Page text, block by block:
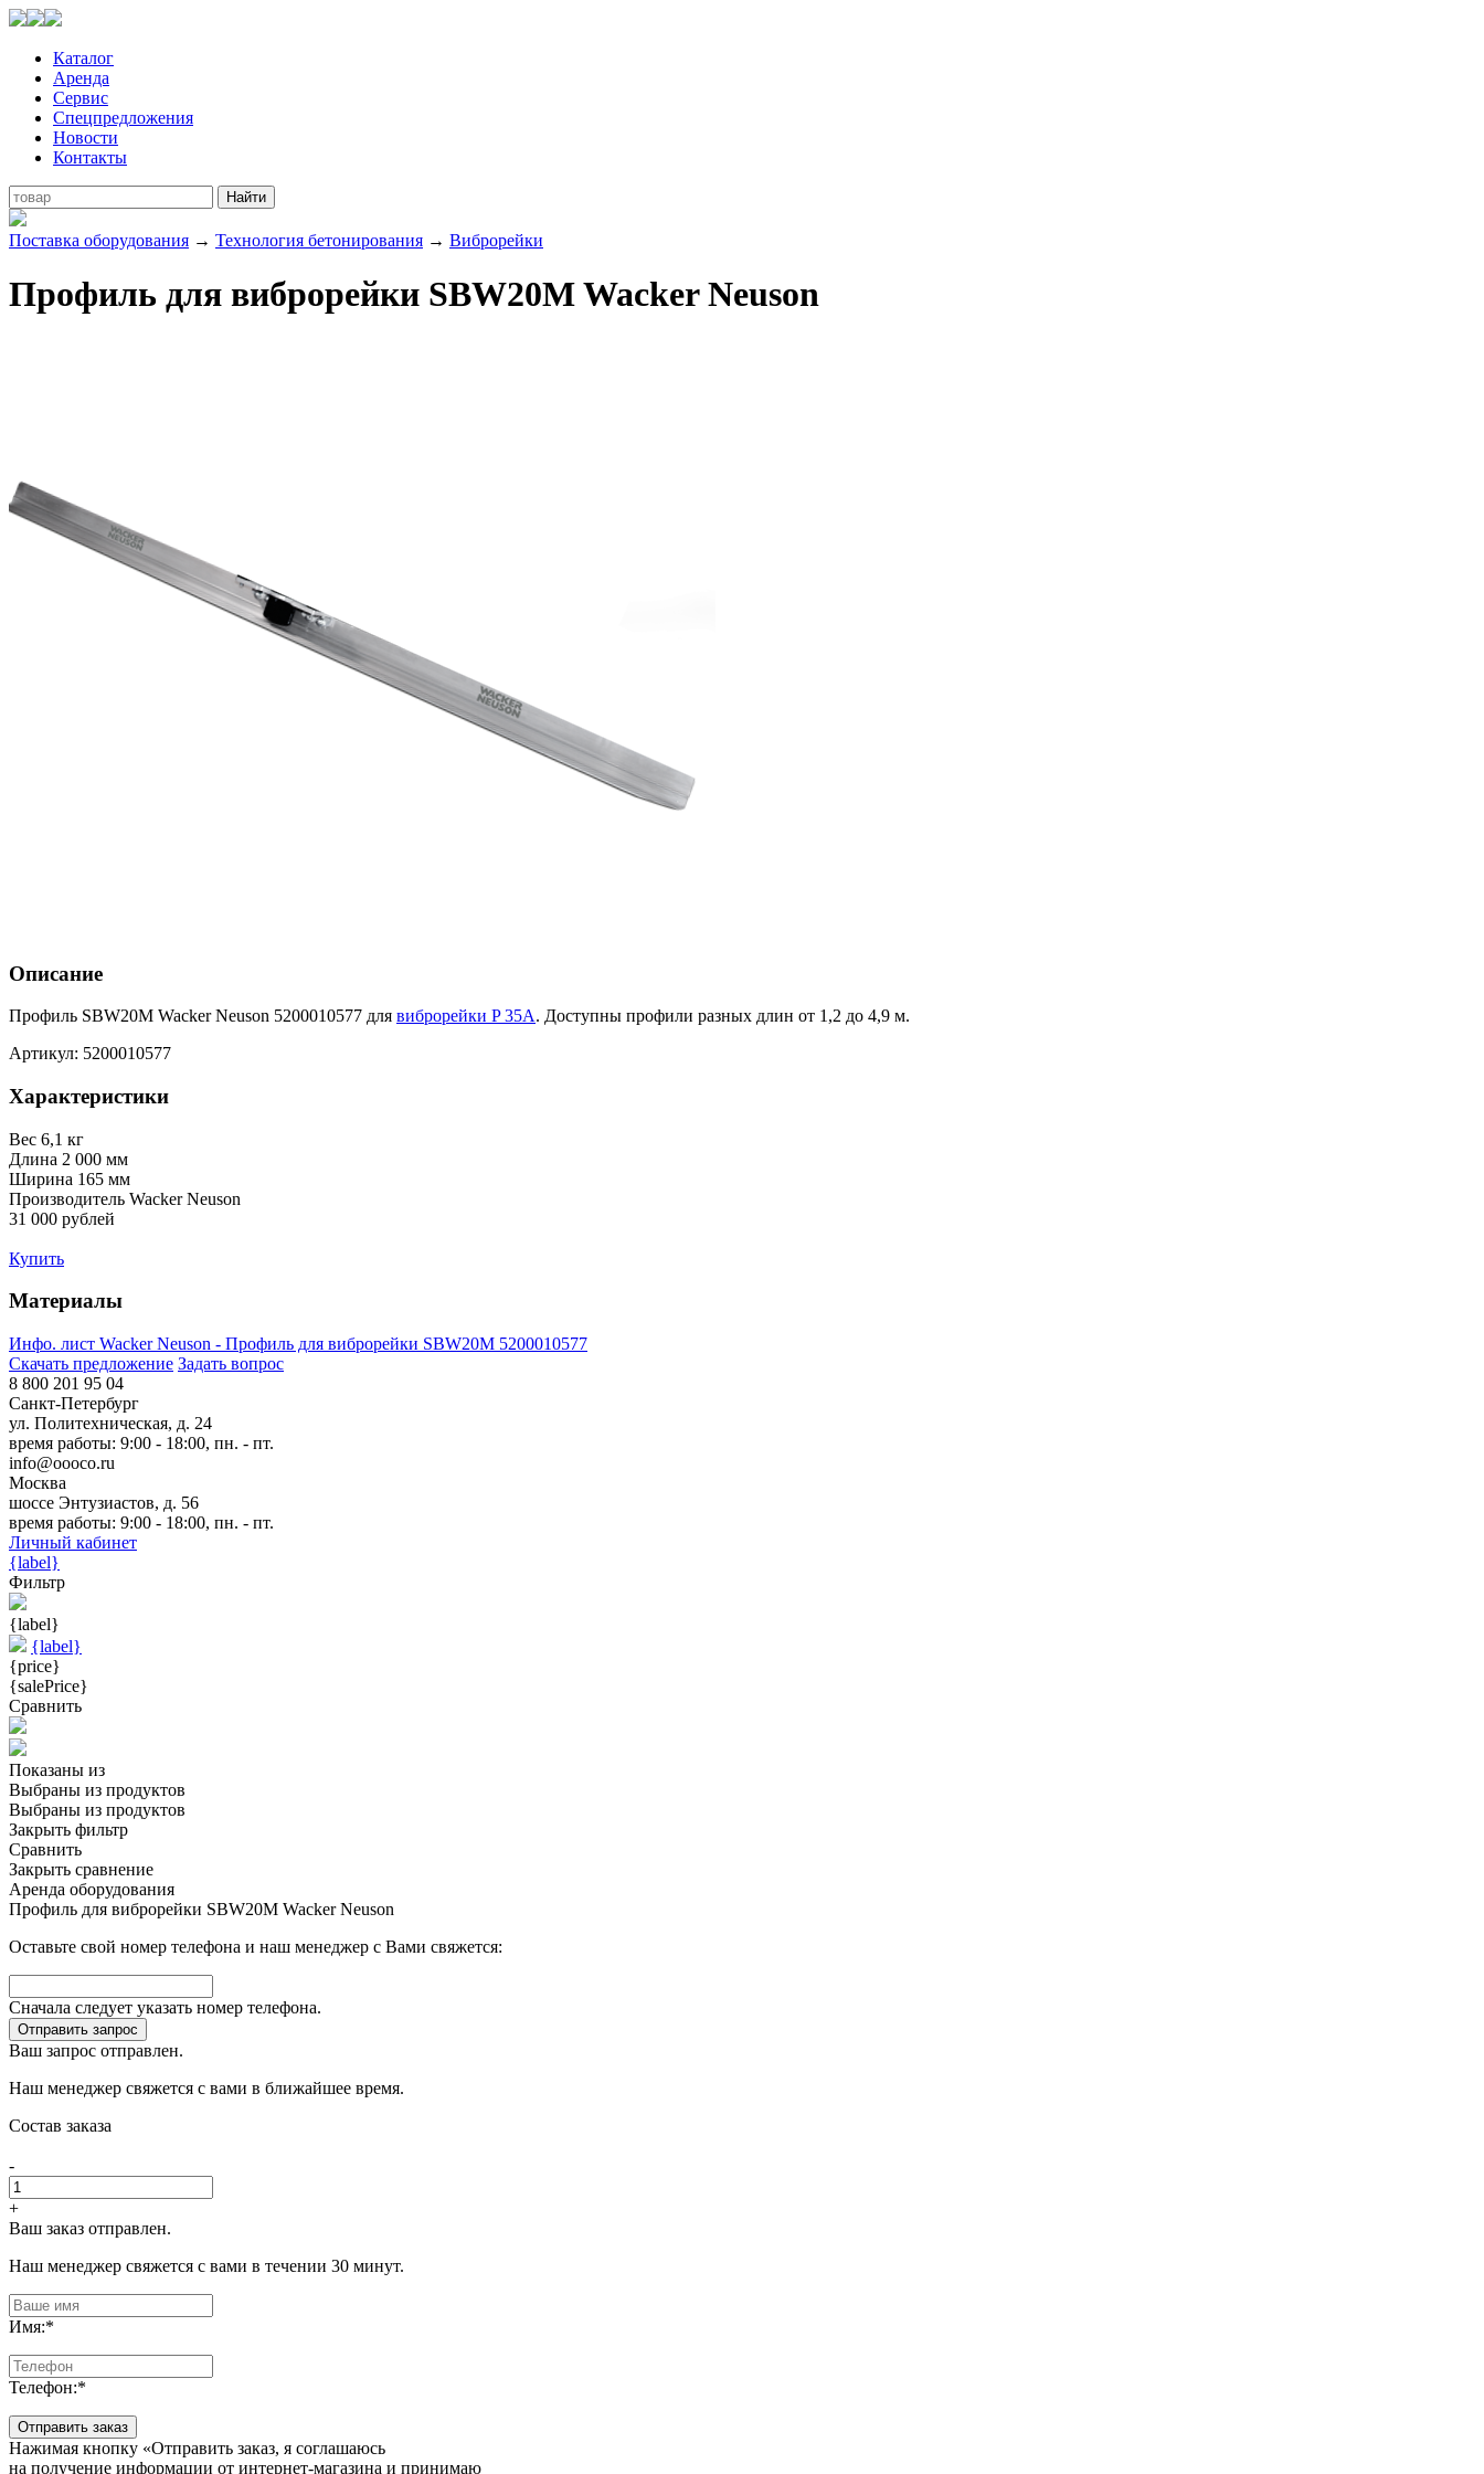
Каталог
Аренда
Сервис
Спецпредложения
Новости
Контакты
Поставка оборудования → Технология бетонирования → Виброрейки
Профиль для виброрейки SBW20M Wacker Neuson
Описание
Профиль SBW20M Wacker Neuson 5200010577 для виброрейки P 35A. Доступны профили разных длин от 1,2 до 4,9 м.
Артикул: 5200010577
Характеристики
Вес 6,1 кг
Длина 2 000 мм
Ширина 165 мм
Производитель Wacker Neuson
31 000 рублей
Купить
Материалы
Инфо. лист Wacker Neuson - Профиль для виброрейки SBW20M 5200010577
Скачать предложение Задать вопрос
8 800 201 95 04
Санкт-Петербург
ул. Политехническая, д. 24
время работы: 9:00 - 18:00, пн. - пт.
info@oooco.ru
Москва
шоссе Энтузиастов, д. 56
время работы: 9:00 - 18:00, пн. - пт.
Личный кабинет
{label}
Фильтр
{label}
{label}
{price}
{salePrice}
Сравнить
Показаны из
Выбраны из продуктов
Выбраны из продуктов
Закрыть фильтр
Сравнить
Закрыть сравнение
Аренда оборудования
Профиль для виброрейки SBW20M Wacker Neuson
Оставьте свой номер телефона и наш менеджер с Вами свяжется:
Сначала следует указать номер телефона.
Отправить запрос
Ваш запрос отправлен.
Наш менеджер свяжется с вами в ближайшее время.
Состав заказа
-
+
Ваш заказ отправлен.
Наш менеджер свяжется с вами в течении 30 минут.
Имя:*
Телефон:*
Отправить заказ
Нажимая кнопку «Отправить заказ, я соглашаюсь
на получение информации от интернет-магазина и принимаю